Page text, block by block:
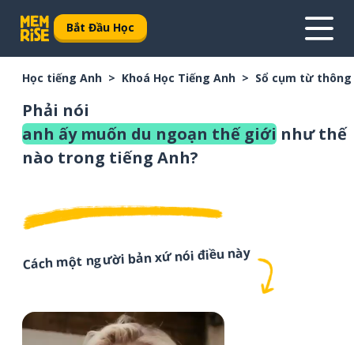
Bắt Đầu Học
Học tiếng Anh Khoá Học Tiếng Anh Sổ cụm từ
Phải nói
anh ấy muốn du ngoạn thế giới như thế
nào trong tiếng Anh?
Cách một người bản xứ nói điều này